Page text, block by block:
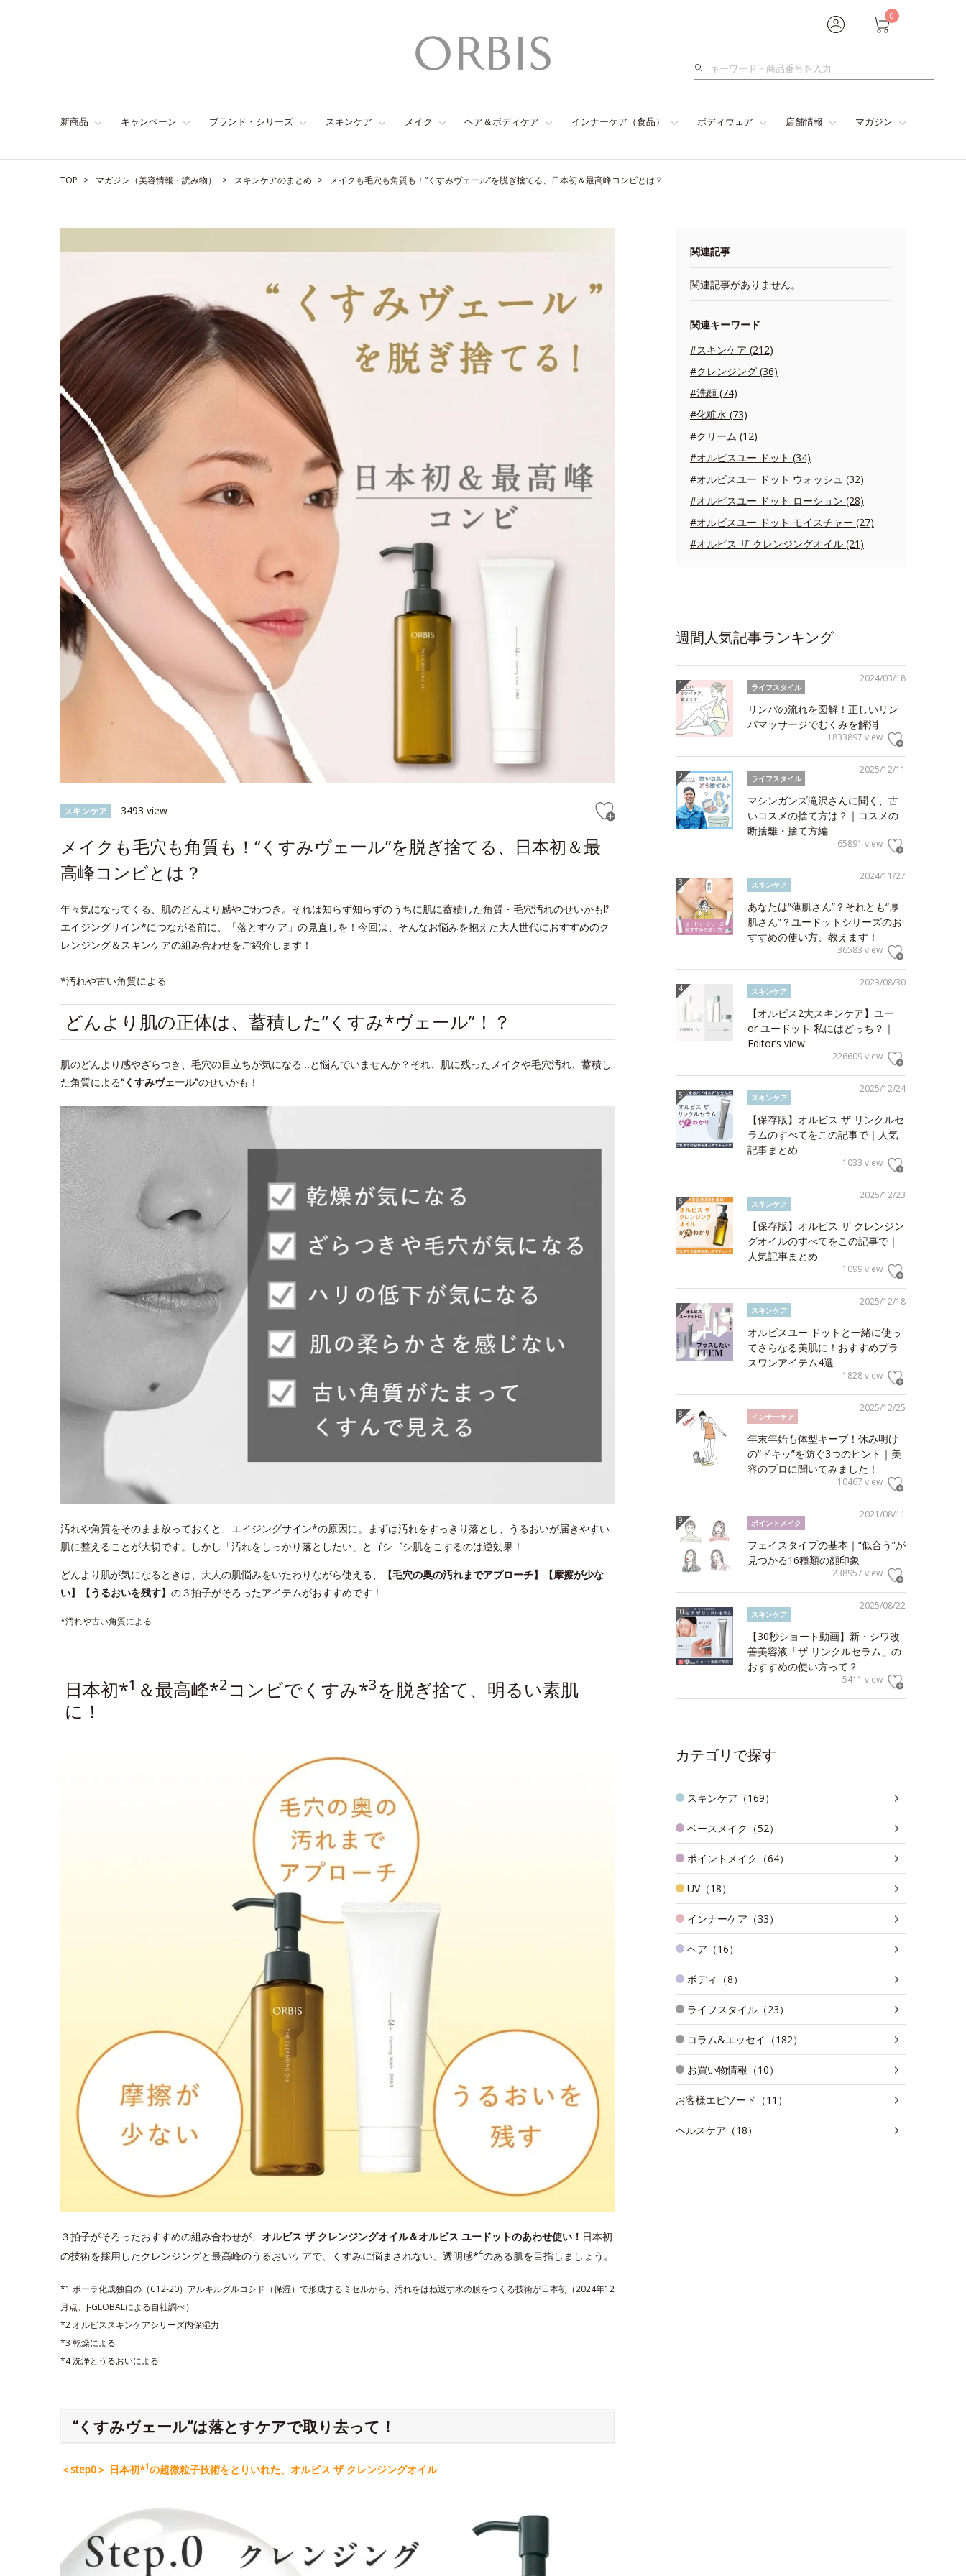
0
検
新商品 キャンペーン ブランド・シリーズ スキンケア メイク ヘア＆ボディケア インナーケア（食品） ボディウェア 店舗情報 マガジン
TOP マガジン（美容情報・読み物） スキンケアのまとめ メイクも毛穴も角質も！“くすみヴェール”を脱ぎ捨てる、日本初＆最高峰コンビとは？
スキンケア 3493 view
メイクも毛穴も角質も！“くすみヴェール”を脱ぎ捨てる、日本初＆最
高峰コンビとは？
年々気になってくる、肌のどんより感やごわつき。それは知らず知らずのうちに肌に蓄積した角質・毛穴汚れのせいかも⁉
エイジングサイン*につながる前に、「落とすケア」の見直しを！今回は、そんなお悩みを抱えた大人世代におすすめのク
レンジング＆スキンケアの組み合わせをご紹介します！
*汚れや古い角質による
どんより肌の正体は、蓄積した“くすみ*ヴェール”！？
肌のどんより感やざらつき、毛穴の目立ちが気になる…と悩んでいませんか？それ、肌に残ったメイクや毛穴汚れ、蓄積し
た角質による“くすみヴェール”のせいかも！
汚れや角質をそのまま放っておくと、エイジングサイン*の原因に。まずは汚れをすっきり落とし、うるおいが届きやすい
肌に整えることが大切です。しかし「汚れをしっかり落としたい」とゴシゴシ肌をこするのは逆効果！
どんより肌が気になるときは、大人の肌悩みをいたわりながら使える、
【毛穴の奥の汚れまでアプローチ】【摩擦が少な
い】【うるおいを残す】 の３拍子がそろったアイテムがおすすめです！
*汚れや古い角質による
日本初*1 ＆最高峰*2コンビでくすみ*3を脱ぎ捨て、明るい素肌
に！
３拍子がそろったおすすめの組み合わせが、 オルビス ザ クレンジングオイル＆オルビス ユードットのあわせ使い！ 日本初
の技術を採用したクレンジングと最高峰のうるおいケアで、くすみに悩まされない、透明感*4のある肌を目指しましょう。
*1 ポーラ化成独自の（C12-20）アルキルグルコシド（保湿）で形成するミセルから、汚れをはね返す水の膜をつくる技術が日本初（2024年12
月点、J-GLOBALによる自社調べ）
*2 オルビススキンケアシリーズ内保湿力
*3 乾燥による
*4 洗浄とうるおいによる
“くすみヴェール”は落とすケアで取り去って！
＜step0＞ 日本初*1の超微粒子技術をとりいれた、オルビス ザ クレンジングオイル
関連記事
関連記事がありません。
関連キーワード
#スキンケア (212)
#クレンジング (36)
#洗顔 (74)
#化粧水 (73)
#クリーム (12)
#オルビスユー ドット (34)
#オルビスユー ドット ウォッシュ (32)
#オルビスユー ドット ローション (28)
#オルビスユー ドット モイスチャー (27)
#オルビス ザ クレンジングオイル (21)
週間人気記事ランキング
2024/03/18
ライフスタイル
リンパの流れを図解！正しいリン
パマッサージでむくみを解消
1833897 view
2025/12/11
ライフスタイル
マシンガンズ滝沢さんに聞く、古
いコスメの捨て方は？｜コスメの
断捨離・捨て方編
65891 view
2024/11/27
スキンケア
あなたは“薄肌さん”？それとも“厚
肌さん”？ユードットシリーズのお
すすめの使い方、教えます！
36583 view
2023/08/30
スキンケア
【オルビス2大スキンケア】ユー
or ユードット 私にはどっち？｜
Editor’s view
226609 view
2025/12/24
スキンケア
【保存版】オルビス ザ リンクルセ
ラムのすべてをこの記事で｜人気
記事まとめ
1033 view
2025/12/23
スキンケア
【保存版】オルビス ザ クレンジン
グオイルのすべてをこの記事で｜
人気記事まとめ
1099 view
2025/12/18
スキンケア
オルビスユー ドットと一緒に使っ
てさらなる美肌に！おすすめプラ
スワンアイテム4選
1828 view
2025/12/25
インナーケア
年末年始も体型キープ！休み明け
の“ドキッ”を防ぐ3つのヒント｜美
容のプロに聞いてみました！
10467 view
2021/08/11
ポイントメイク
フェイスタイプの基本｜“似合う”が
見つかる16種類の顔印象
238957 view
2025/08/22
スキンケア
【30秒ショート動画】新・シワ改
善美容液「ザ リンクルセラム」の
おすすめの使い方って？
5411 view
カテゴリで探す
スキンケア（169）
ベースメイク（52）
ポイントメイク（64）
UV（18）
インナーケア（33）
ヘア（16）
ボディ（8）
ライフスタイル（23）
コラム&エッセイ（182）
お買い物情報（10）
お客様エピソード（11）
ヘルスケア（18）